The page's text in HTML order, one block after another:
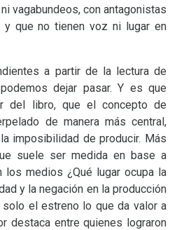
vagabundeos, con antagonistas
que no tienen voz ni lugar en
a partir de la lectura de
dejar pasar. Y es que
del libro, que el concepto de
de manera más central,
imposibilidad de producir. Más
suele ser medida en base a
los medios ¿Qué lugar ocupa la
y la negación en la producción
el estreno lo que da valor a
destaca entre quienes lograron